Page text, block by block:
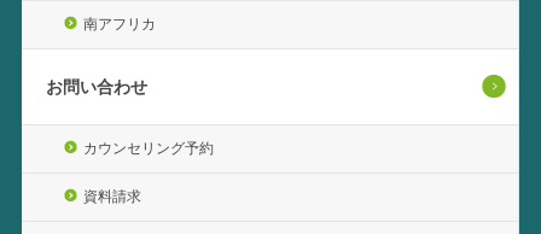
南アフリカ
お問い合わせ
カウンセリング予約
資料請求